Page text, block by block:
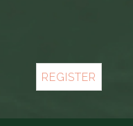
REGISTER